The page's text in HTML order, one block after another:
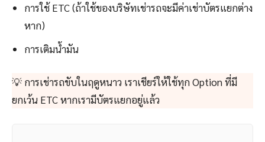
การใช้ ETC (ถ้าใช้ของบริษัทเช่ารถจะมีค่าเช่าบัตรแยกต่าง
หาก)
การเติมน้ำมัน
💡 การเช่ารถขับในฤดูหนาว เราเชียร์ให้ใช้ทุก Option ที่มี
ยกเว้น ETC หากเรามีบัตรแยกอยู่แล้ว